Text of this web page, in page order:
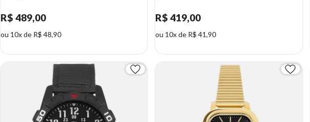
R$ 489,00
ou 10x de R$ 48,90
R$ 419,00
ou 10x de R$ 41,90